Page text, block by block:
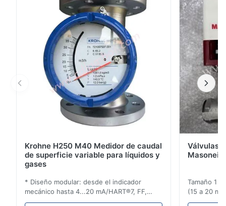
Krohne H250 M40 Medidor de caudal
de superficie variable para líquidos y
gases
* Diseño modular: desde el indicador
mecánico hasta 4...20 mA/HART®7, FF,
Profibus-PA y totalizador * Cualquier
Válvulas
Tamaño 1
(15 a 20